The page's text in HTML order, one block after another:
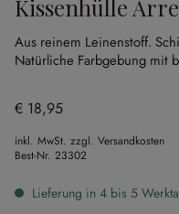
Kissenhülle
Aus reinem Leinenstoff.
Natürliche Farbgebung mit
€ 18,95
inkl. MwSt. zzgl. Versandkosten
Best-Nr. 23302
Lieferung in 4 bis 5